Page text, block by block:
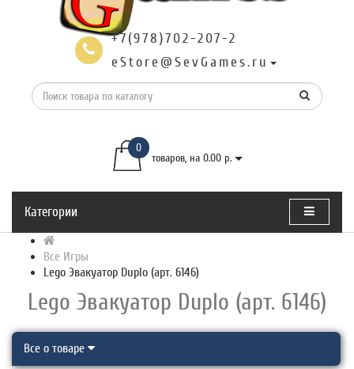
+7(978)702-207-2
eStore@SevGames.ru
0
товаров, на 0.00 р.
Категории
Все Игры
Lego Эвакуатор Duplo (арт. 6146)
Lego Эвакуатор Duplo (арт. 6146)
Все о товаре